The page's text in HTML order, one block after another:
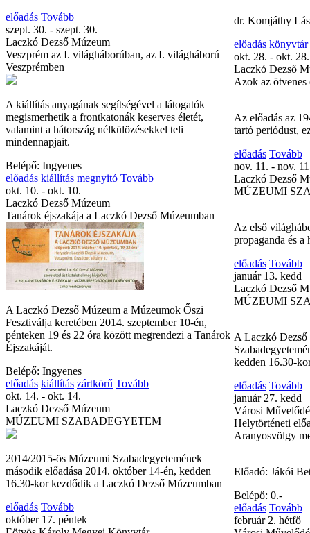
előadás Tovább
szept. 30. - szept. 30.
Laczkó Dezső Múzeum
Veszprém az I. világháborúban, az I. világháború
Veszprémben
A kiállítás anyagának segítségével a látogatók
megismerhetik a frontkatonák keserves életét,
valamint a hátország nélkülözésekkel teli
mindennapjait.
Belépő: Ingyenes
előadás kiállítás megnyitó Tovább
okt. 10. - okt. 10.
Laczkó Dezső Múzeum
Tanárok éjszakája a Laczkó Dezső Múzeumban
A Laczkó Dezső Múzeum a Múzeumok Őszi
Fesztiválja keretében 2014. szeptember 10-én,
pénteken 19 és 22 óra között megrendezi a Tanárok
Éjszakáját.
Belépő: Ingyenes
előadás kiállítás zártkörű Tovább
okt. 14. - okt. 14.
Laczkó Dezső Múzeum
MÚZEUMI SZABADEGYETEM
2014/2015-ös Múzeumi Szabadegyetemének
második előadása 2014. október 14-én, kedden
16.30-kor kezdődik a Laczkó Dezső Múzeumban
előadás Tovább
október 17. péntek
dr. Komjáthy
előadás könyvtár
okt. 28. - okt. 28.
Laczkó Dezső
Azok az ötvenes
Az előadás az
tartó periódust,
előadás Tovább
nov. 11. - nov.
Laczkó Dezső
MÚZEUMI
Az első
propaganda és a
előadás Tovább
január 13. kedd
Laczkó Dezső
MÚZEUMI
A Laczkó
kedden 16.30-
előadás Tovább
január 27. kedd
Városi
Helytörténeti
Aranyosvölgy
Előadó: Jákói
Belépő: 0.-
előadás Tovább
február 2. hétfő